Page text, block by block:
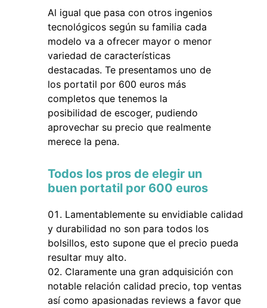
Al igual que pasa con otros ingenios
tecnológicos según su familia cada
modelo va a ofrecer mayor o menor
variedad de características
destacadas. Te presentamos uno de
los portatil por 600 euros más
completos que tenemos la
posibilidad de escoger, pudiendo
aprovechar su precio que realmente
merece la pena.
Todos los pros de elegir un
buen portatil por 600 euros
Lamentablemente su envidiable calidad
y durabilidad no son para todos los
bolsillos, esto supone que el precio pueda
resultar muy alto.
Claramente una gran adquisición con
notable relación calidad precio, top ventas
así como apasionadas reviews a favor que